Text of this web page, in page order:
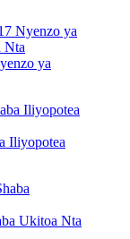
ya
Iliyopotea
Ukitoa Nta